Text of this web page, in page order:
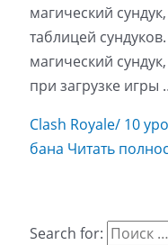
магический
таблицей
магический
при загрузке игры
Clash Royale/ 10
бана Читать
Search for: